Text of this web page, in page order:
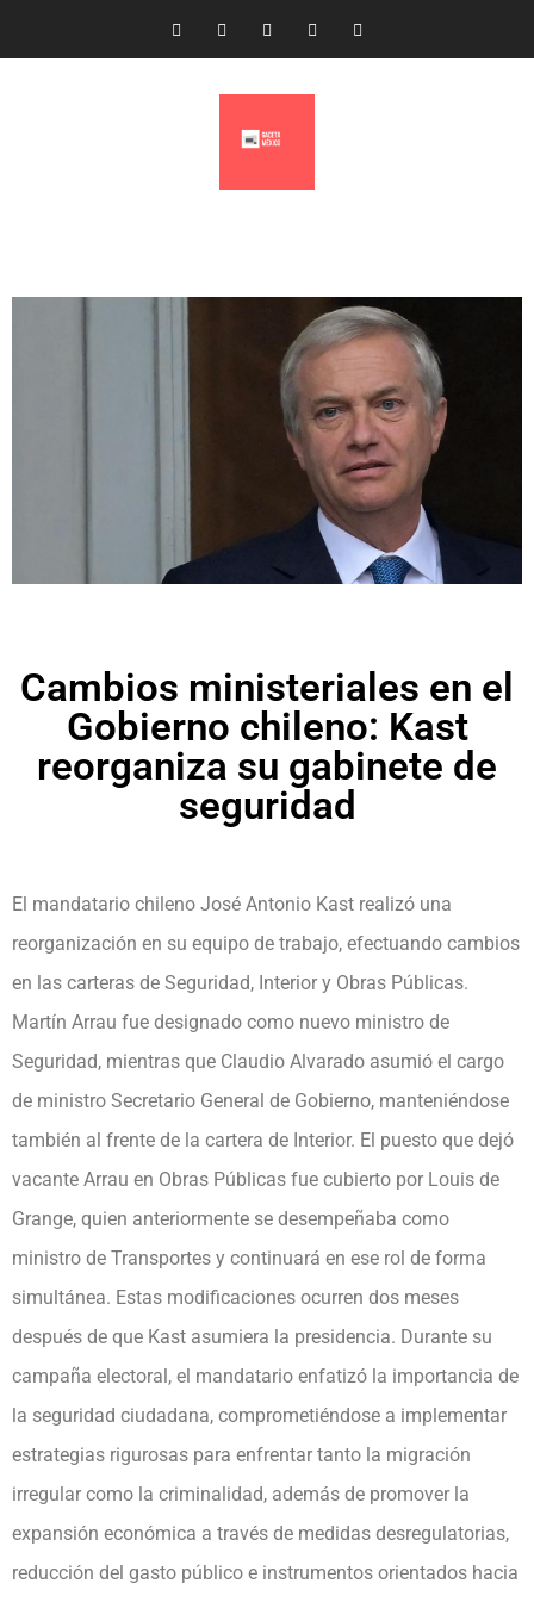
Cambios ministeriales en el
Gobierno chileno: Kast
reorganiza su gabinete de
seguridad
El mandatario chileno José Antonio Kast realizó una
reorganización en su equipo de trabajo, efectuando cambios
en las carteras de Seguridad, Interior y Obras Públicas.
Martín Arrau fue designado como nuevo ministro de
Seguridad, mientras que Claudio Alvarado asumió el cargo
de ministro Secretario General de Gobierno, manteniéndose
también al frente de la cartera de Interior. El puesto que dejó
vacante Arrau en Obras Públicas fue cubierto por Louis de
Grange, quien anteriormente se desempeñaba como
ministro de Transportes y continuará en ese rol de forma
simultánea. Estas modificaciones ocurren dos meses
después de que Kast asumiera la presidencia. Durante su
campaña electoral, el mandatario enfatizó la importancia de
la seguridad ciudadana, comprometiéndose a implementar
estrategias rigurosas para enfrentar tanto la migración
irregular como la criminalidad, además de promover la
expansión económica a través de medidas desregulatorias,
reducción del gasto público e instrumentos orientados hacia